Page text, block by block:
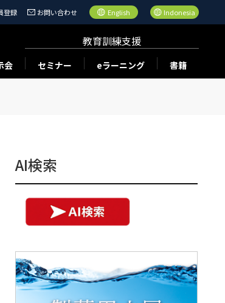
登録 お問い合わせ English Indonesia
会
教育訓練支援
セミナー eラーニング 書籍
AI検索